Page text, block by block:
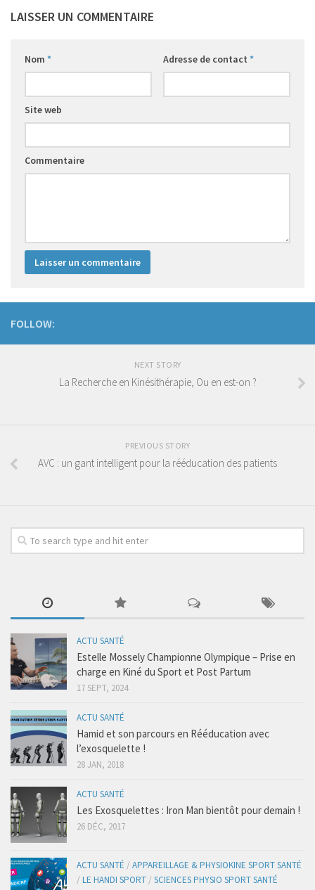
LAISSER UN COMMENTAIRE
Nom * Adresse de contact *
Site web
Commentaire
FOLLOW:
NEXT STORY
La Recherche en Kinésithérapie, Ou en est-on ?
PREVIOUS STORY
AVC : un gant intelligent pour la rééducation des patients
ACTU SANTÉ
Estelle Mossely Championne Olympique – Prise en
charge en Kiné du Sport et Post Partum
17 SEPT, 2024
ACTU SANTÉ
Hamid et son parcours en Rééducation avec
l’exosquelette !
28 JAN, 2018
ACTU SANTÉ
Les Exosquelettes : Iron Man bientôt pour demain !
26 DÉC, 2017
ACTU SANTÉ / APPAREILLAGE & PHYSIOKINE SPORT SANTÉ
/ LE HANDI SPORT / SCIENCES PHYSIO SPORT SANTÉ